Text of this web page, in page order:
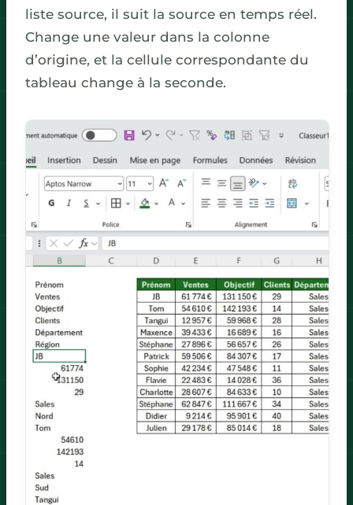
liste source, il suit la source en temps réel.
Change une valeur dans la colonne
d’origine, et la cellule correspondante du
tableau change à la seconde.